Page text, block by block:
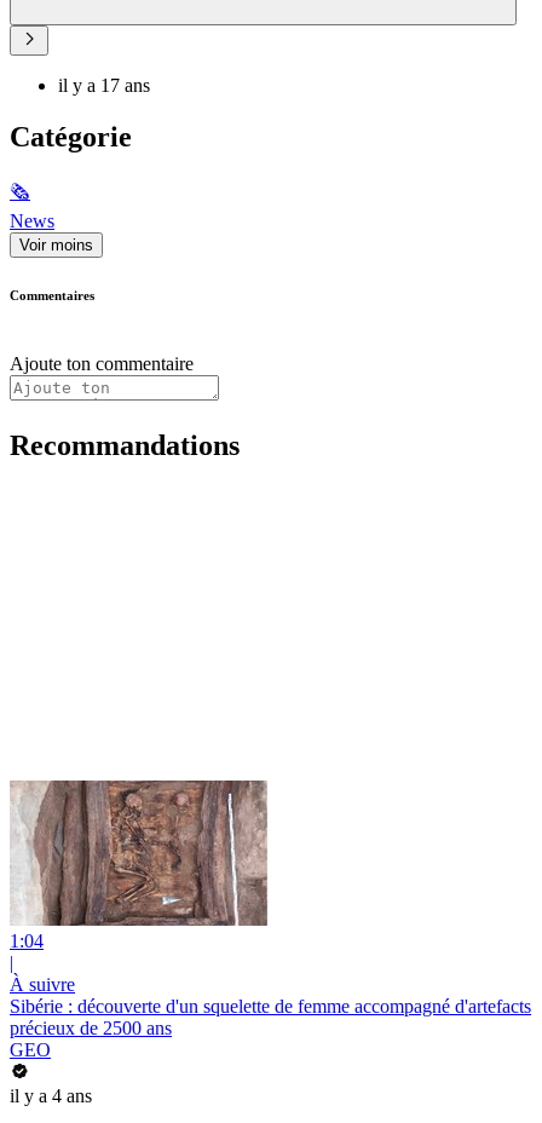
il y a 17 ans
Catégorie
🗞
News
Voir moins
Commentaires
Ajoute ton commentaire
Recommandations
1:04
|
À suivre
Sibérie : découverte d'un squelette de femme accompagné d'artefacts
précieux de 2500 ans
GEO
il y a 4 ans